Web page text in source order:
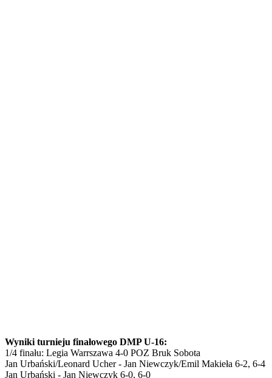
Wyniki turnieju finałowego DMP U-16:
1/4 finału: Legia Warrszawa 4-0 POZ Bruk Sobota
Jan Urbański/Leonard Ucher - Jan Niewczyk/Emil Makieła 6-2, 6-4
Jan Urbański - Jan Niewczyk 6-0, 6-0